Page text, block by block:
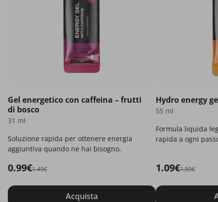
Gel energetico con caffeina – frutti
di bosco
31 ml
Soluzione rapida per ottenere energia
aggiuntiva quando ne hai bisogno.
0.99€1.49€
Acquista
Hydro energy
55 ml
Formula liquida
rapida a ogni
1.09€1.59€